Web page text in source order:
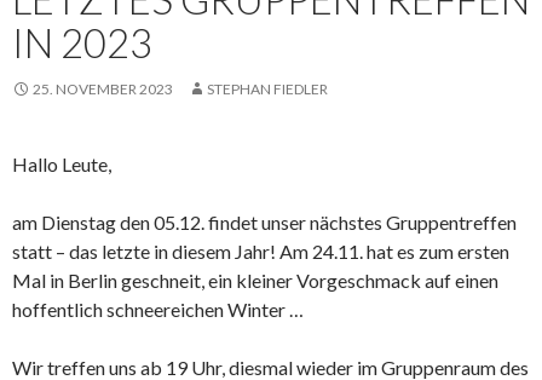
IN 2023
25. NOVEMBER 2023 STEPHAN FIEDLER
Hallo Leute,
am Dienstag den 05.12. findet unser nächstes Gruppentreffen
statt – das letzte in diesem Jahr! Am 24.11. hat es zum ersten
Mal in Berlin geschneit, ein kleiner Vorgeschmack auf einen
hoffentlich schneereichen Winter …
Wir treffen uns ab 19 Uhr, diesmal wieder im Gruppenraum des